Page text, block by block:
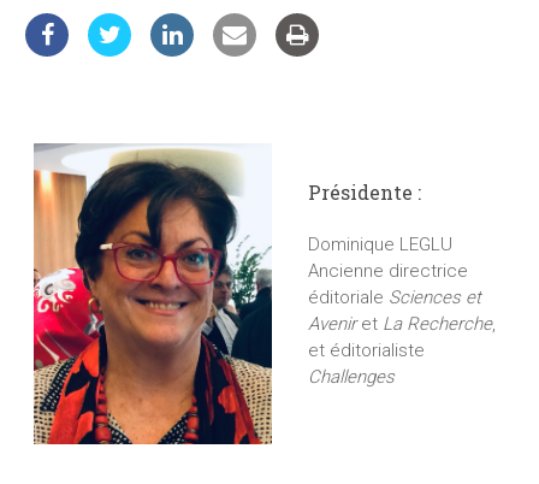
et
les
public
Présidente :
Dominique LEGLU
Ancienne directrice
éditoriale Sciences et
Aveniret La Recherche,
et éditorialiste
Challenges